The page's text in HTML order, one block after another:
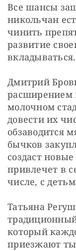
Все шансы
никольчан
чинить
развитие
вкладываться.
Дмитрий
расширением
молочном
довести их
обзаводится
бычков
создаст
привлечет в
числе, с
Татьяна
который
приезжают